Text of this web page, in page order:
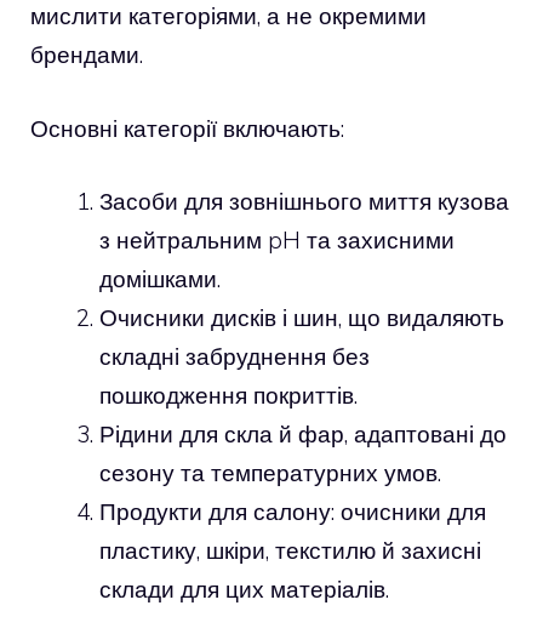
мислити категоріями, а не окремими
брендами.
Основні категорії включають:
Засоби для зовнішнього миття кузова
з нейтральним pH та захисними
домішками.
Очисники дисків і шин, що видаляють
складні забруднення без
пошкодження покриттів.
Рідини для скла й фар, адаптовані до
сезону та температурних умов.
Продукти для салону: очисники для
пластику, шкіри, текстилю й захисні
склади для цих матеріалів.